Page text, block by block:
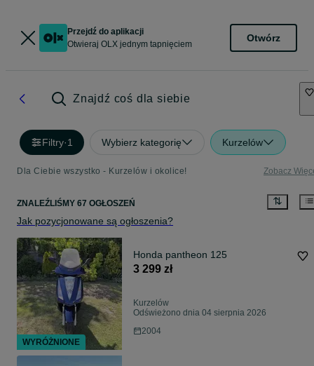
Przejdź do aplikacji
Otwieraj OLX jednym tapnięciem
Otwórz
Znajdź coś dla siebie
Filtry·1 Wybierz kategorię Kurzelów
Dla Ciebie wszystko - Kurzelów i okolice! Zobacz
ZNALEŹLIŚMY 67 OGŁOSZEŃ
Jak pozycjonowane są ogłoszenia?
Honda pantheon 125
3 299 zł
Kurzelów
Odświeżono dnia 04 sierpnia 2026
2004
WYRÓŻNIONE